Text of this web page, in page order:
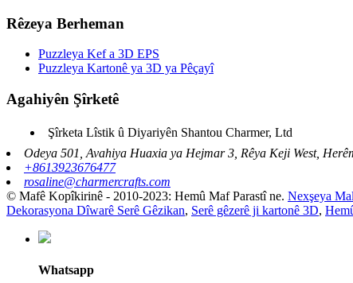
Rêzeya Berheman
Puzzleya Kef a 3D EPS
Puzzleya Kartonê ya 3D ya Pêçayî
Agahiyên Şîrketê
Şîrketa Lîstik û Diyariyên Shantou Charmer, Ltd
Odeya 501, Avahiya Huaxia ya Hejmar 3, Rêya Keji West,
+8613923676477
rosaline@charmercrafts.com
© Mafê Kopîkirinê - 2010-2023: Hemû Maf Parastî ne. Nexşeya
Dekorasyona Dîwarê Serê Gêzikan, Serê gêzerê ji kartonê 3D,
Whatsapp